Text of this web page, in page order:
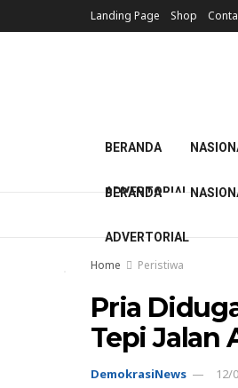
Landing Page Shop
BERANDA
ADVERTORIAL
BERANDA
ADVERTORIAL
Home Peristiwa
Pria
Tepi Jalan
DemokrasiNews 12/